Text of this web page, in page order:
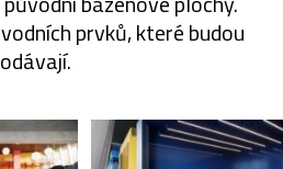
prvků, které budou